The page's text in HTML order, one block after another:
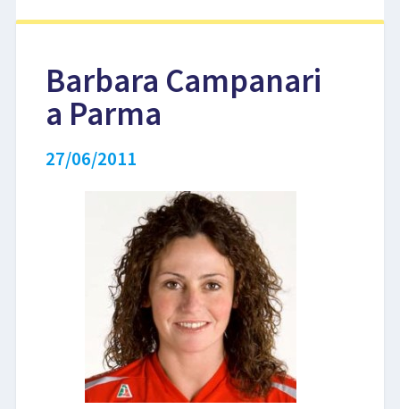
COMPETIZIONI
Barbara Campanari
a Parma
27/06/2011